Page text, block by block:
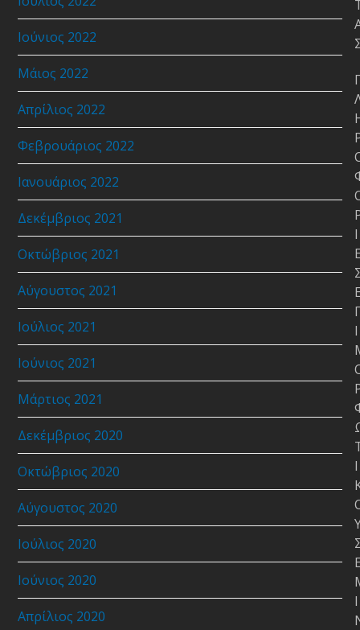
Ιούνιος 2022
Μάιος 2022
Απρίλιος 2022
Φεβρουάριος 2022
Ιανουάριος 2022
Δεκέμβριος 2021
Οκτώβριος 2021
Αύγουστος 2021
Ιούλιος 2021
Ιούνιος 2021
Μάρτιος 2021
Δεκέμβριος 2020
Οκτώβριος 2020
Αύγουστος 2020
Ιούλιος 2020
Ιούνιος 2020
Απρίλιος 2020
Ι
Ι
Ι
Ι